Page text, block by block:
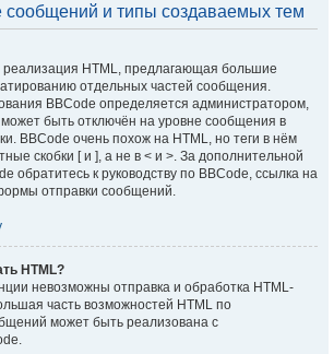
и типы создаваемых тем
HTML, предлагающая большие
отдельных частей сообщения.
BBCode определяется администратором,
быть отключён на уровне сообщения в
BBCode очень похож на HTML, но теги в нём
скобки [ и ], а не в < и >. За дополнительной
обратитесь к руководству по BBCode, ссылка на
отправки сообщений.
HTML?
невозможны отправка и обработка HTML-
часть возможностей HTML по
может быть реализована с